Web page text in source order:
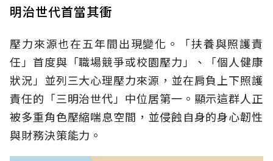
明治世代首當其衝
壓力來源也在五年間出現變化。「扶養與照護責
任」首度與「職場競爭或校園壓力」、「個人健康
狀況」並列三大心理壓力來源，並在肩負上下照護
責任的「三明治世代」中位居第一。顯示這群人正
被多重角色壓縮喘息空間，並侵蝕自身的身心韌性
與財務決策能力。